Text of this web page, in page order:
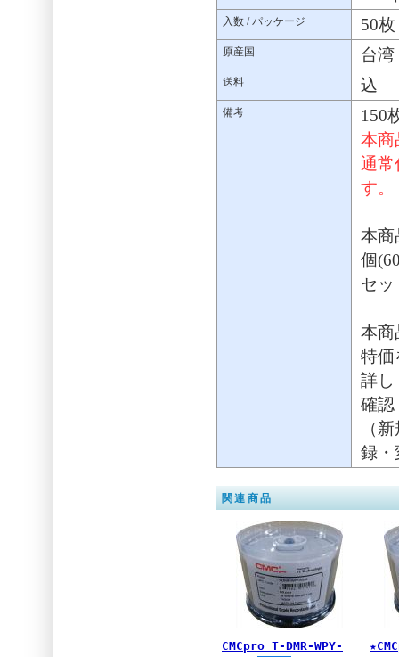
入数 / パッケージ 50
原産国 台湾
送料 込
備考
150
本商
通常
す。
本商
個
セ
本商
特価
詳し
確認
（
録・
関連商品
CMCpro T-DMR-WPY-